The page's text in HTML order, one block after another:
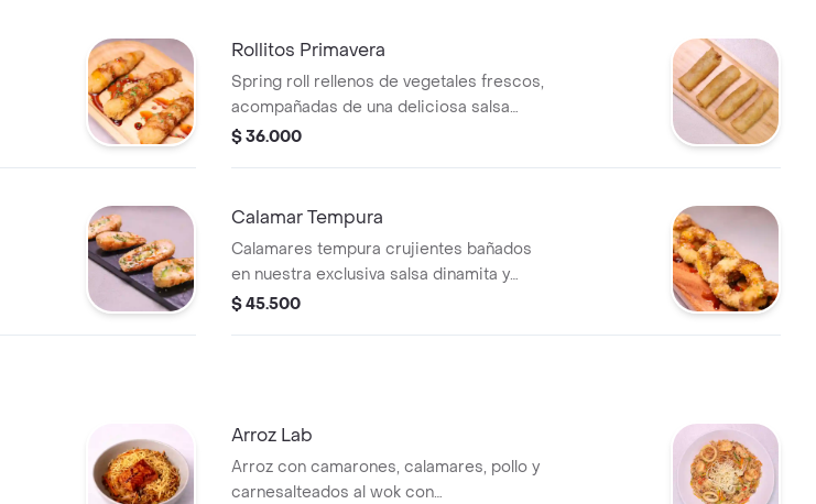
Rollitos Primavera
Spring roll rellenos de vegetales frescos,
acompañadas de una deliciosa salsa
$ 36.000
Calamar Tempura
Calamares tempura crujientes bañados
en nuestra exclusiva salsa dinamita y
decorados con cebollín fresco (6 und).
$ 45.500
Arroz Lab
Arroz con camarones, calamares, pollo y
carnesalteados al wok con